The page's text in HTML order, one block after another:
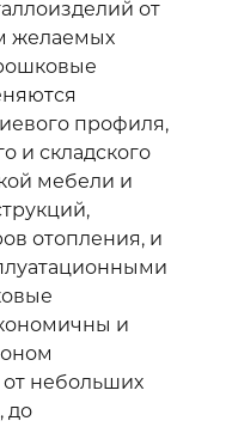
от
желаемых
профиля,
и складского
мебели и
отопления, и
и
небольших
до